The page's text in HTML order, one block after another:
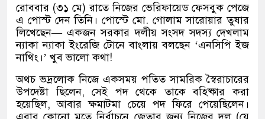
রোববার (৩১ মে)রাতে নিজের ভেরিফায়েড ফেসবুক পেজে
এ পোস্ট দেন তিনি। পোস্টে মো. গোলাম সারোয়ার তুষার
লিখেছেন—একজন সরকার দলীয় সংসদ সদস্য দেখলাম
ন্যাকা ন্যাকা ইংরেজি টোনে বাংলায় বলছেন ‘এনসিপি ইজ
নাথিং।’ খুব ভালো কথা!
অথচ ভদ্রলোক নিজে একসময় পতিত সামরিক স্বৈরাচারের
উপদেষ্টা ছিলেন,সেই পদ থেকে তাকে বহিষ্কার করা
হয়েছিল,আবার ক্ষমাটমা চেয়ে পদ ফিরে পেয়েছিলেন।
এবার কোনো মতে নির্বাচনে জেতার জন্য নিজের দল(যে